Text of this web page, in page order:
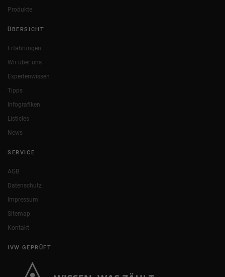
Produkte
ÜBERSICHT
Erfahrungen
Wir über uns
Expertenwissen
Tipps
Infografiken
Listicles
News
SERVICE
AGB
Datenschutz
Impressum
Sitemap
Kontakt
IVW GEPRÜFT